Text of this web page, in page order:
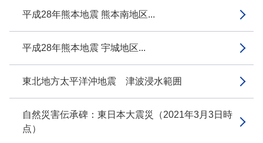
平成28年熊本地震 熊本南地区...
平成28年熊本地震 宇城地区...
東北地方太平洋沖地震 津波浸水範囲
自然災害伝承碑：東日本大震災（2021年3月3日時
点）